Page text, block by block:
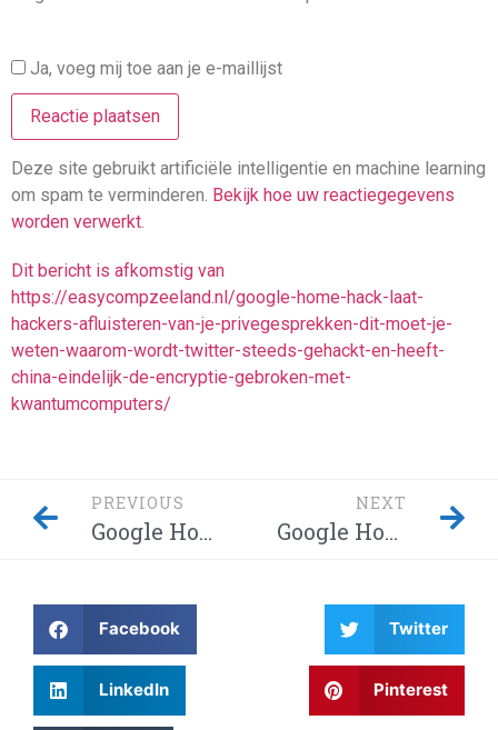
Ja, voeg mij toe aan je e-maillijst
Deze site gebruikt artificiële intelligentie en machine learning
om spam te verminderen. Bekijk hoe uw reactiegegevens
worden verwerkt.
Dit bericht is afkomstig van
https://easycompzeeland.nl/google-home-hack-laat-
hackers-afluisteren-van-je-privegesprekken-dit-moet-je-
weten-waarom-wordt-twitter-steeds-gehackt-en-heeft-
china-eindelijk-de-encryptie-gebroken-met-
kwantumcomputers/
PREVIOUS
Google Home-hack laat hackers afluisteren van je privégesprekken – Dit moet je weten! Waarom wordt Twitter steeds gehackt en heeft China eindelijk de encryptie gebroken met kwantumcomputers?
NEXT
Google Home-hack laat hackers afluisteren van je privégesprekken – Dit moet je weten! Waarom wordt Twitter steeds gehackt en heeft China eindelijk de encryptie gebroken met kwantumcomputers?
Facebook Twitter
LinkedIn Pinterest